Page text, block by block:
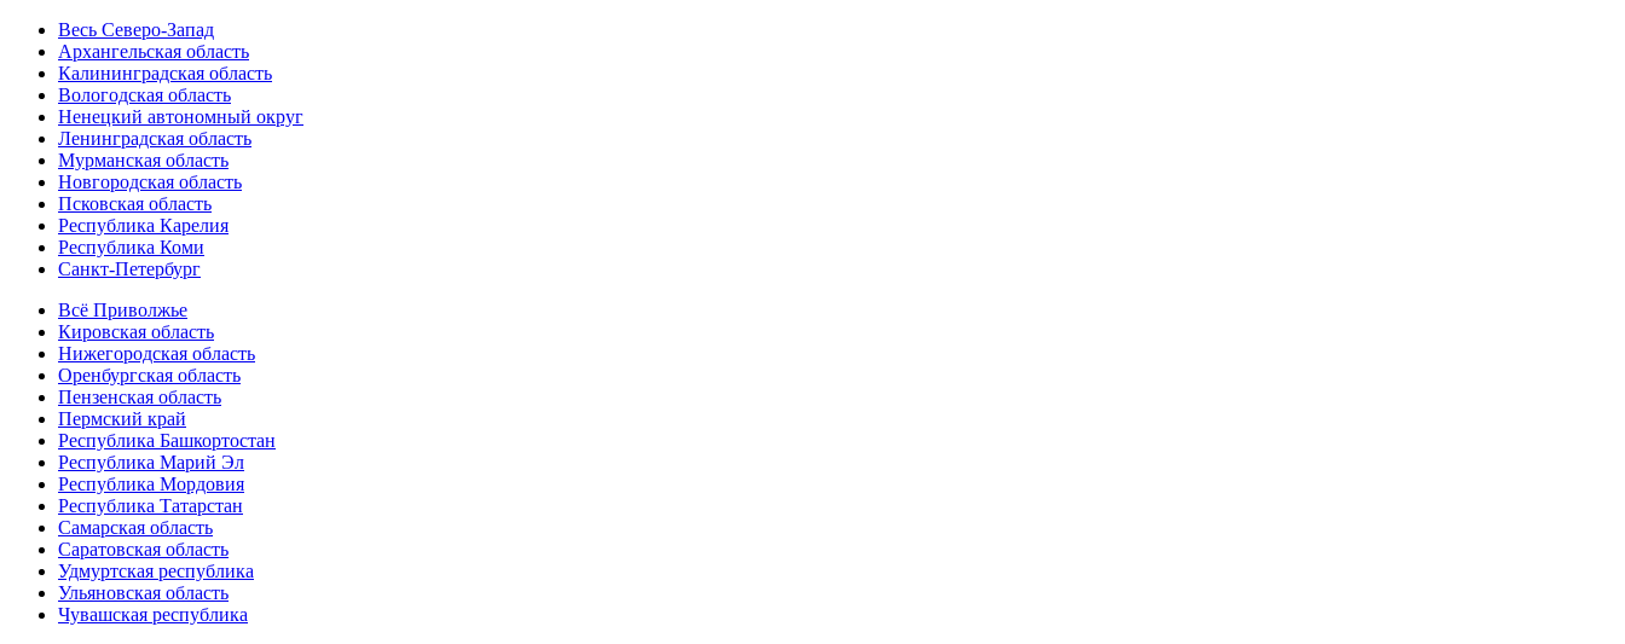
Весь Северо-Запад
Архангельская область
Калининградская область
Вологодская область
Ненецкий автономный округ
Ленинградская область
Мурманская область
Новгородская область
Псковская область
Республика Карелия
Республика Коми
Санкт-Петербург
Всё Приволжье
Кировская область
Нижегородская область
Оренбургская область
Пензенская область
Пермский край
Республика Башкортостан
Республика Марий Эл
Республика Мордовия
Республика Татарстан
Самарская область
Саратовская область
Удмуртская республика
Ульяновская область
Чувашская республика